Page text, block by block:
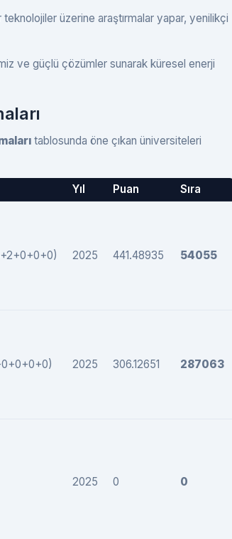
üzerine araştırmalar yapar, yenilikçi
ve güçlü çözümler sunarak küresel enerji
tablosunda öne çıkan üniversiteleri
Yıl Puan
Sıra
2025 441.48935 54055
2025 306.12651 287063
2025 0 0